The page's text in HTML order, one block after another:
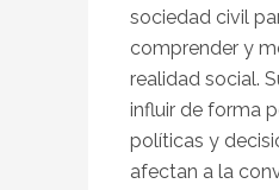
sociedad civil
comprender y
realidad social.
influir de forma
políticas y
afectan a la